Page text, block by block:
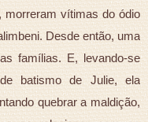
morreram vítimas do ódio
Desde então, uma
famílias. E, levando-se
batismo de Julie, ela
quebrar a maldição,